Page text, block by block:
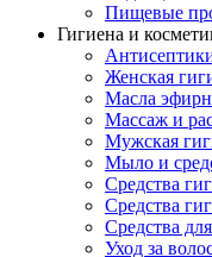
Пищевые
Гигиена и
Женская
Масла
Массаж и
Мужская
Мыло и
Средства
Средства
Средства
Уход за